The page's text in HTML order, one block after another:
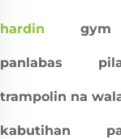
hardin gym
panlabas
trampolin na
kabutihan